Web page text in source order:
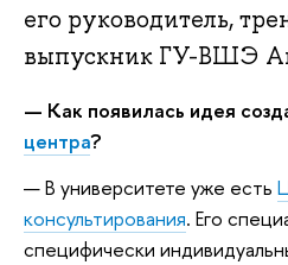
его руководитель,
выпускник ГУ-ВШЭ
— Как появилась идея
центра?
— В университете уже есть
консультирования. Его
специфически